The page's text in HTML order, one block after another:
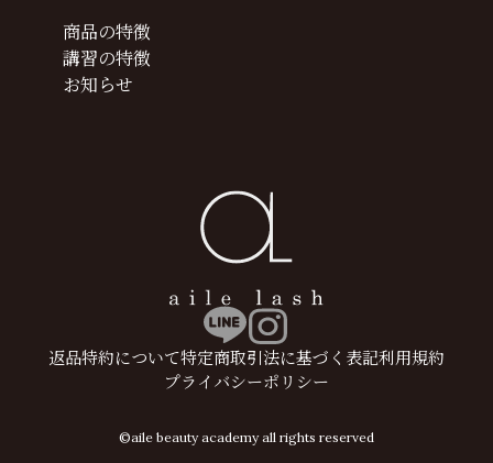
商品の特徴
講習の特徴
お知らせ
返品特約について特定商取引法に基づく表記利用規約
プライバシーポリシー
©aile beauty academy all rights reserved